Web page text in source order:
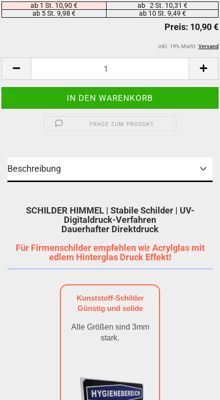
ab 1 St. 10,90 €
ab 2 St. 10,31 €
ab 5 St. 9,98 €
ab 10 St. 9,49 €
inkl. 19% MwSt. Versand
FRAGE ZUM PRODUKT
Beschreibung
SCHILDER HIMMEL | Stabile Schilder | UV-
Digitaldruck-Verfahren
Dauerhafter Direktdruck
Für Firmenschilder empfehlen wir Acrylglas mit
edlem Hinterglas Druck Effekt!
Kunststoff-Schilder
Günstig und solide
Alle Größen sind 3mm
stark.